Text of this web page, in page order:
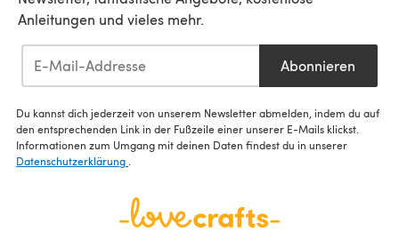
Anleitungen und vieles mehr.
Abonnieren
Du kannst dich jederzeit von unserem Newsletter abmelden, indem du auf
den entsprechenden Link in der Fußzeile einer unserer E-Mails klickst.
Informationen zum Umgang mit deinen Daten findest du in unserer
Datenschutzerklärung